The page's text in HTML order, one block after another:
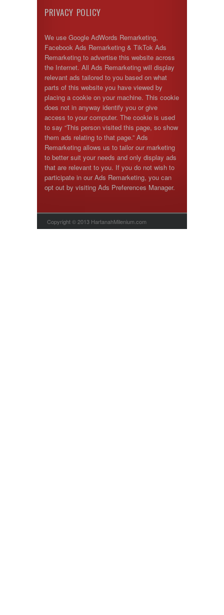
PRIVACY POLICY
We use Google AdWords Remarketing,
Facebook Ads Remarketing & TikTok Ads
Remarketing to advertise this website across
the Internet. All Ads Remarketing will display
relevant ads tailored to you based on what
parts of this website you have viewed by
placing a cookie on your machine. This cookie
does not in anyway identify you or give
access to your computer. The cookie is used
to say “This person visited this page, so show
them ads relating to that page.” Ads
Remarketing allows us to tailor our marketing
to better suit your needs and only display ads
that are relevant to you. If you do not wish to
participate in our Ads Remarketing, you can
opt out by visiting Ads Preferences Manager.
Copyright © 2013 HartanahMilenium.com